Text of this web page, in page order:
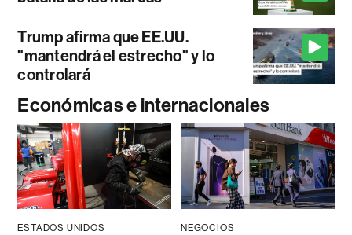
Trump afirma que EE.UU.
"mantendrá el estrecho" y lo
controlará
Económicas e internacionales
ESTADOS UNIDOS NEGOCIOS